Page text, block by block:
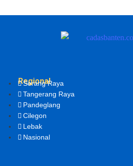
Regional
Serang Raya
Tangerang Raya
Pandeglang
Cilegon
Lebak
Nasional